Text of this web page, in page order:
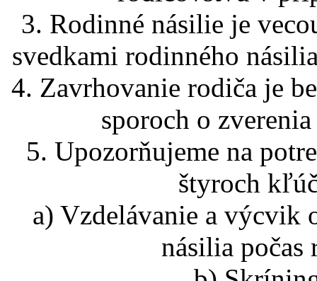
3. Rodinné násilie je
svedkami rodinného
4. Zavrhovanie rodiča je
sporoch o
5. Upozorňujeme na
štyroch
a) Vzdelávanie a výcvik
násilia počas